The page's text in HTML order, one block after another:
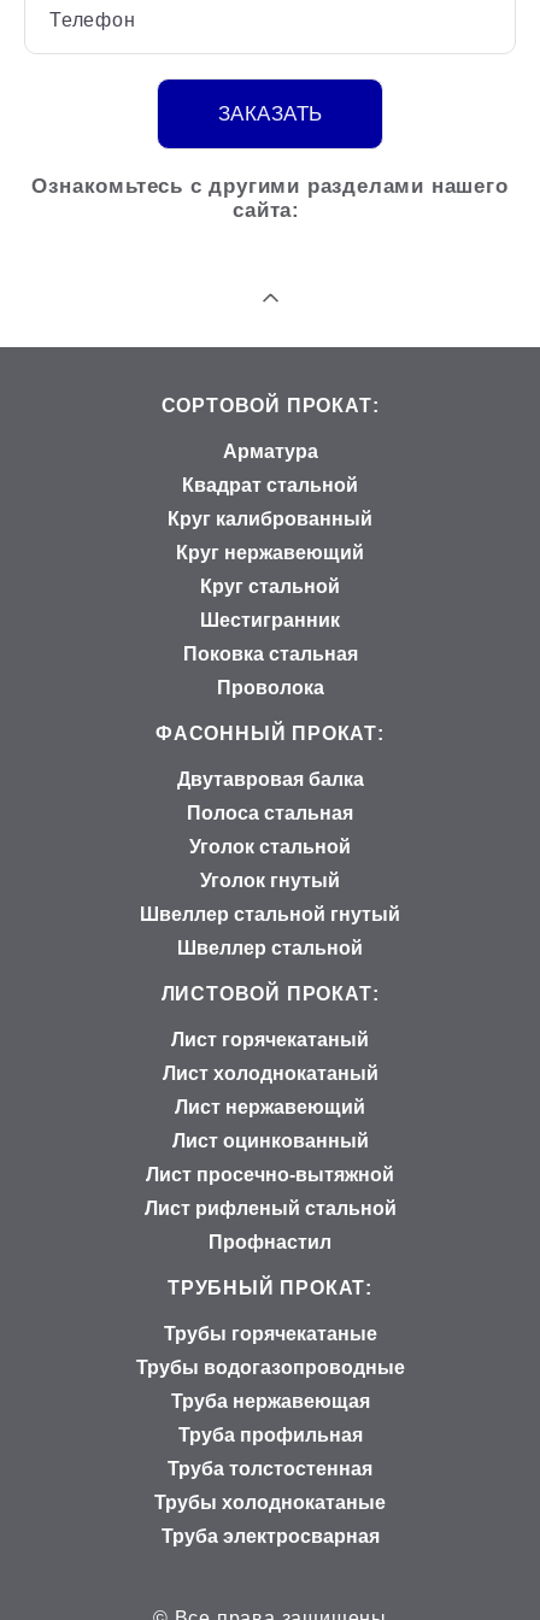
Телефон
ЗАКАЗАТЬ
Ознакомьтесь с другими разделами нашего
сайта:
СОРТОВОЙ ПРОКАТ:
Арматура
Квадрат стальной
Круг калиброванный
Круг нержавеющий
Круг стальной
Шестигранник
Поковка стальная
Проволока
ФАСОННЫЙ ПРОКАТ:
Двутавровая балка
Полоса стальная
Уголок стальной
Уголок гнутый
Швеллер стальной гнутый
Швеллер стальной
ЛИСТОВОЙ ПРОКАТ:
Лист горячекатаный
Лист холоднокатаный
Лист нержавеющий
Лист оцинкованный
Лист просечно-вытяжной
Лист рифленый стальной
Профнастил
ТРУБНЫЙ ПРОКАТ:
Трубы горячекатаные
Трубы водогазопроводные
Труба нержавеющая
Труба профильная
Труба толстостенная
Трубы холоднокатаные
Труба электросварная